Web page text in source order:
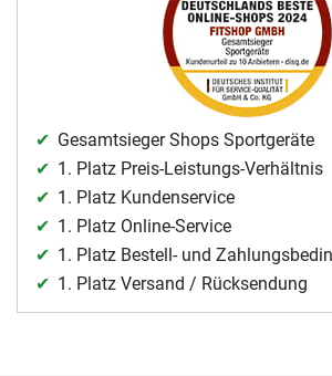
Gesamtsieger Shops Sportgeräte
1. Platz Preis-Leistungs-Verhältnis
1. Platz Kundenservice
1. Platz Online-Service
1. Platz Bestell- und
1. Platz Versand / Rücksendung